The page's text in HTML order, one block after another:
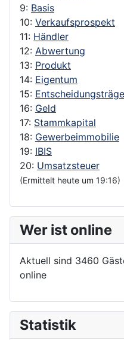
9: Basis
10: Verkaufsprospekt
11: Händler
12: Abwertung
13: Produkt
14: Eigentum
15:
16: Geld
17: Stammkapital
18: Gewerbeimmobilie
19: IBIS
20: Umsatzsteuer
(Ermittelt heute um 19:16)
Wer ist online
Aktuell sind 3460
online
Statistik